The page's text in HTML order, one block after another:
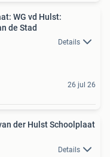
WG vd Hulst:
de Stad
Details
26 jul 26
der Hulst Schoolplaat
Details